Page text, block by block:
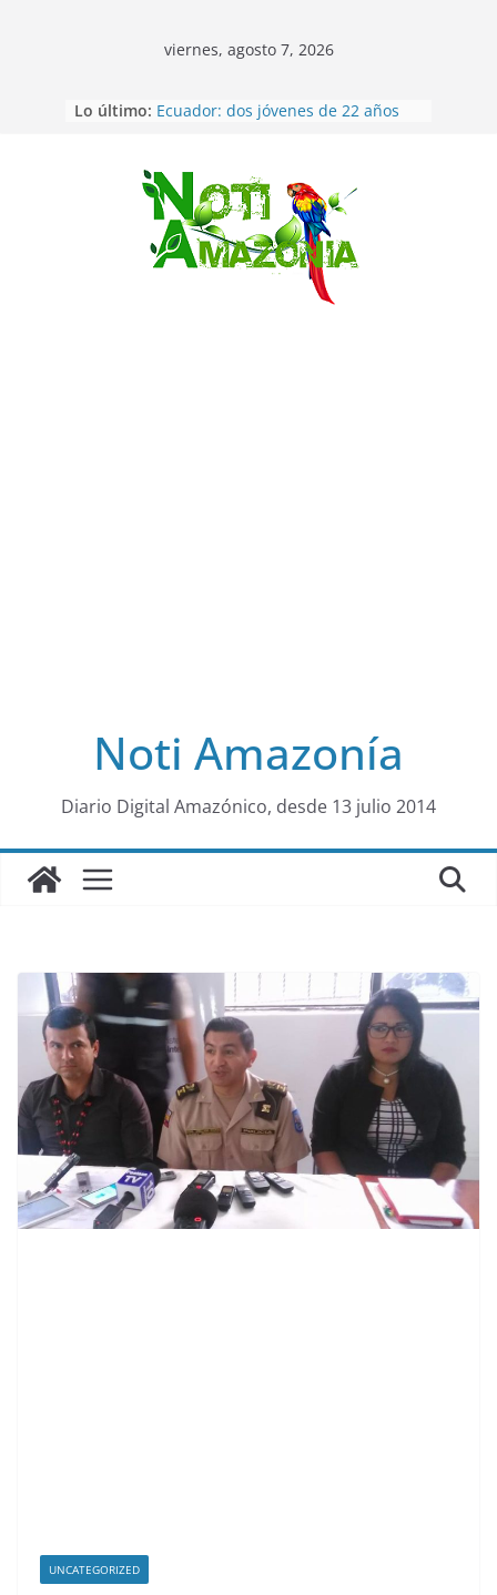
Saltar
al
viernes, agosto 7, 2026
Lo último: Ecuador: dos jóvenes de 22 años
Sentencian a 34 años de prisión a
implicados en caso de Alison,
oriunda de Tena
Vozinha, el arquero sensación de
cabo Verde, ya llegó para
incorporarse a Colo Colo de Chile
Pastaza: la parroquia Diez de
Noti Amazonía
Diario Digital Amazónico, desde 13 julio 2014
UNCATEGORIZED